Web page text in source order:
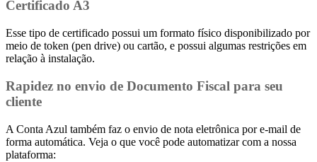
Certificado A3
Esse tipo de certificado possui um formato físico disponibilizado por
meio de token (pen drive) ou cartão, e possui algumas restrições em
relação à instalação.
Rapidez no envio de Documento Fiscal para seu
cliente
A Conta Azul também faz o envio de nota eletrônica por e-mail de
forma automática. Veja o que você pode automatizar com a nossa
plataforma: